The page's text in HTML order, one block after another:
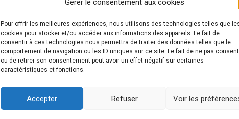
Gérer le consentement aux cookies
Pour offrir les meilleures expériences, nous utilisons des technologies telles que
cookies pour stocker et/ou accéder aux informations des appareils. Le fait de
consentir à ces technologies nous permettra de traiter des données telles que le
comportement de navigation ou les ID uniques sur ce site. Le fait de ne pas
ou de retirer son consentement peut avoir un effet négatif sur certaines
caractéristiques et fonctions.
Accepter Refuser Voir les